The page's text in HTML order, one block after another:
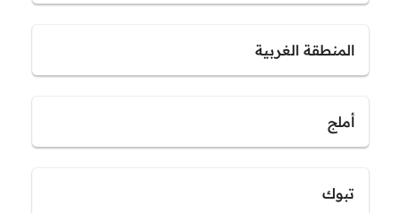
المنطقة الغربية
أملج
تبوك